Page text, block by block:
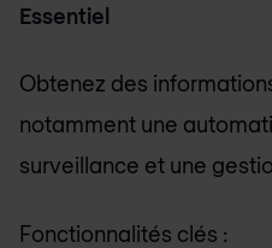
Essentiel
Obtenez des
notamment une
surveillance et une
Fonctionnalités clés :